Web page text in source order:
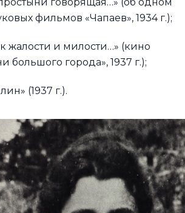
фильмов «Чапаев», 1934 г.);
жалости и милости…» (кино
большого города», 1937 г.);
(1937 г.).